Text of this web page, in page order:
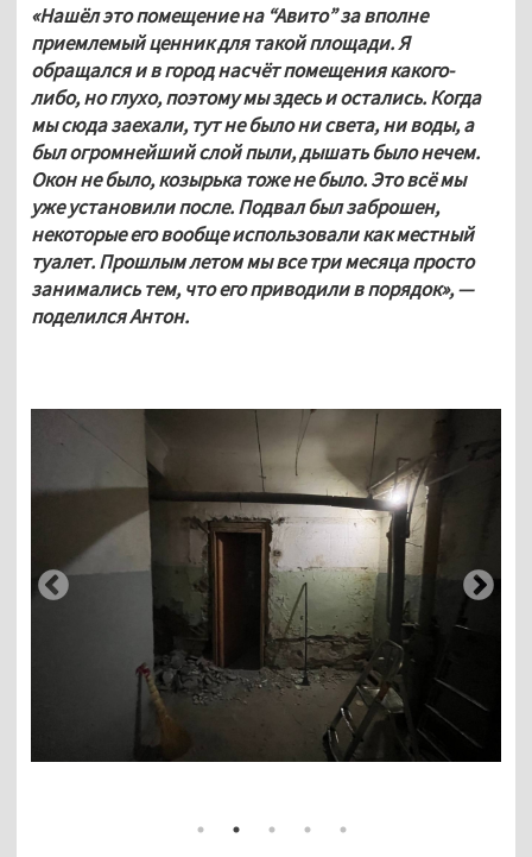
«Нашёл это помещение на “Авито” за вполне
приемлемый ценник для такой площади. Я
обращался и в город насчёт помещения какого-
либо, но глухо, поэтому мы здесь и остались. Когда
мы сюда заехали, тут не было ни света, ни воды, а
был огромнейший слой пыли, дышать было нечем.
Окон не было, козырька тоже не было. Это всё мы
уже установили после. Подвал был заброшен,
некоторые его вообще использовали как местный
туалет. Прошлым летом мы все три месяца просто
занимались тем, что его приводили в порядок», —
поделился Антон.